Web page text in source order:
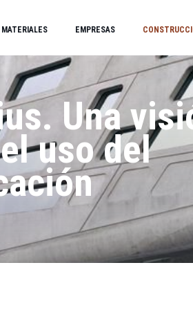
MATERIALES EMPRESAS
Una
uso del